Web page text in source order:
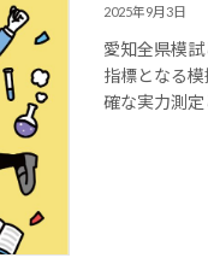
2025年9月3日
愛知全県模
指標となる
確な実力測